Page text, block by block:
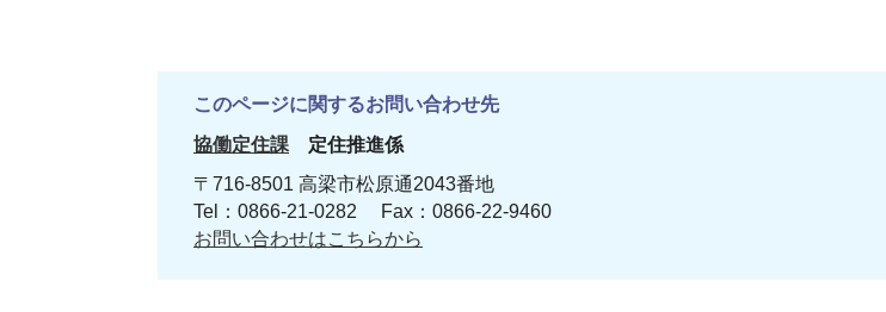
このページに関するお問い合わせ先
協働定住課 定住推進係
〒716-8501 高梁市松原通2043番地
Tel：0866-21-0282 Fax：0866-22-9460
お問い合わせはこちらから